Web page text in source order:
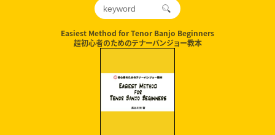
Easiest Method for Tenor Banjo Beginners
超初心者のためのテナーバンジョー教本